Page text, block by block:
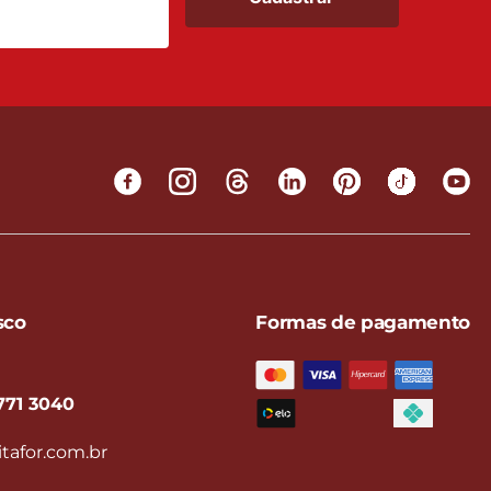
3040
Formas de pagamento